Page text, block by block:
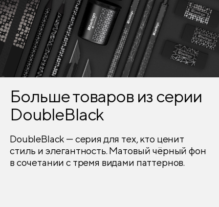
Больше товаров из серии
DoubleBlack
DoubleBlack — серия для тех, кто ценит
стиль и элегантность. Матовый чёрный фон
в сочетании с тремя видами паттернов.